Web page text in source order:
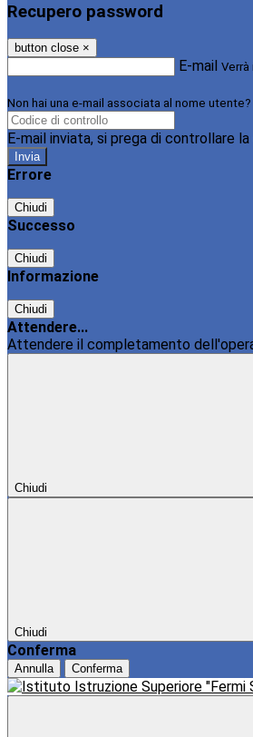
Recupero password
button close ×
E-mail
Non hai una e-mail associata al nome
E-mail inviata, si prega di controllare
Errore
Chiudi
Successo
Chiudi
Informazione
Chiudi
Attendere...
Attendere il completamento
Chiudi
Chiudi
Conferma
Annulla Conferma